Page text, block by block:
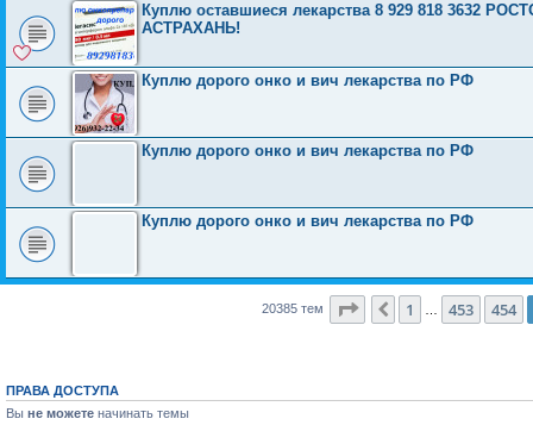
Куплю оставшиеся лекарства 8 929 818 3632
АСТРАХАНЬ!
Куплю дорого онко и вич лекарства по РФ
Куплю дорого онко и вич лекарства по РФ
Куплю дорого онко и вич лекарства по РФ
20385 тем Страница 455из 816
Пред.
1 453 454
ПРАВА ДОСТУПА
Вы не можете начинать темы